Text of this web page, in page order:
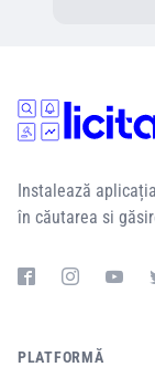
Instalează
în căutarea si
PLATFORMĂ